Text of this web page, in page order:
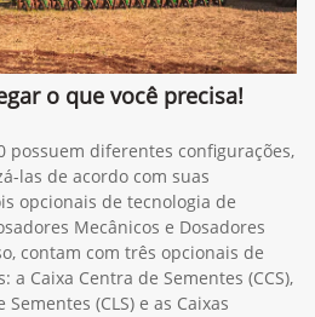
o que você precisa!
possuem diferentes configurações,
las de acordo com suas
opcionais de tecnologia de
Mecânicos e Dosadores
contam com três opcionais de
Caixa Centra de Sementes (CCS),
(CLS) e as Caixas